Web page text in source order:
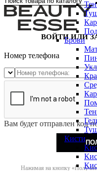
Брови
Кисти
ВОЙТИ ИЛИ
Номер телефона
Вам будет отправлен код
Нажимая на кнопку